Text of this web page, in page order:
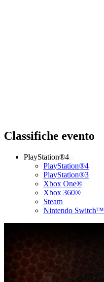
Classifiche evento
PlayStation®4
PlayStation®4
PlayStation®3
Xbox One®
Xbox 360®
Steam
Nintendo Switch™